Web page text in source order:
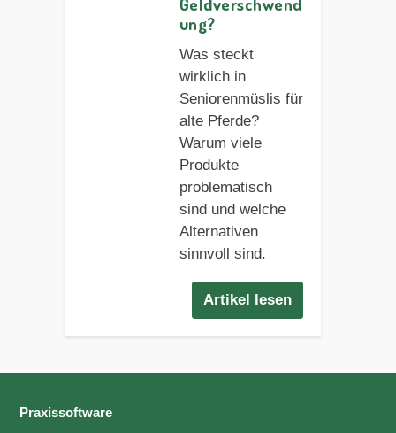
ung?
Was steckt
wirklich in
Seniorenmüslis für
alte Pferde?
Warum viele
Produkte
problematisch
sind und welche
Alternativen
sinnvoll sind.
Artikel lesen
Praxissoftware